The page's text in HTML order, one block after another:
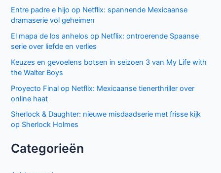
missies
Beck seizoen 11 op NPO 3: nieuwe generatie in Zweedse
misdaadserie
Cooper and Fry op BBC NL: Britse misdaadserie vol
mysterie en spanning
Sally Lockhart Mysteries brengt duistere Victoriaanse
intriges naar BBC NL
The Hardacres seizoen 2 op BBC NL: nieuw geld,
klassenstrijd en een gevaarlijke rivaal
Entre padre e hijo op Netflix: spannende Mexicaanse
El mapa de los anhelos op Netflix: ontroerende Spaanse